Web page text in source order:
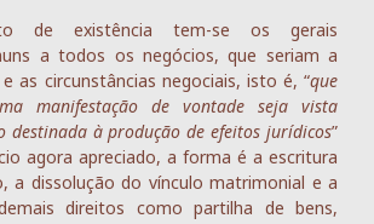
de existência tem-se os gerais
a todos os negócios, que seriam a
as circunstâncias negociais, isto é, “que
manifestação de vontade seja vista
destinada à produção de efeitos jurídicos”
agora apreciado, a forma é a escritura
a dissolução do vínculo matrimonial e a
direitos como partilha de bens,